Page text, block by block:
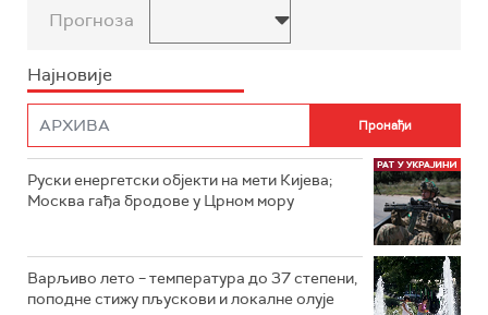
Прогноза
Најновије
Руски енергетски објекти на мети Кијева;
Москва гађа бродове у Црном мору
Варљиво лето – температура до 37 степени,
поподне стижу пљускови и локалне олује